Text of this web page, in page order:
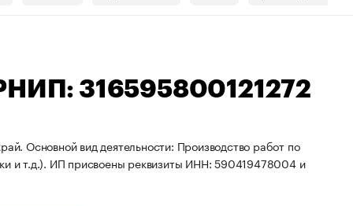
316595800121272
Основной вид деятельности: Производство работ по
и т.д.). ИП присвоены реквизиты ИНН: 590419478004 и